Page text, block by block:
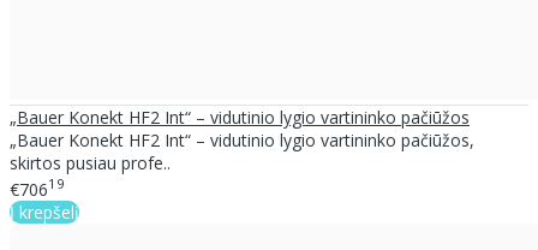
„Bauer Konekt HF2 Int“ – vidutinio lygio vartininko pačiūžos
„Bauer Konekt HF2 Int“ – vidutinio lygio vartininko pačiūžos,
skirtos pusiau profe..
€70619
Į krepšelį